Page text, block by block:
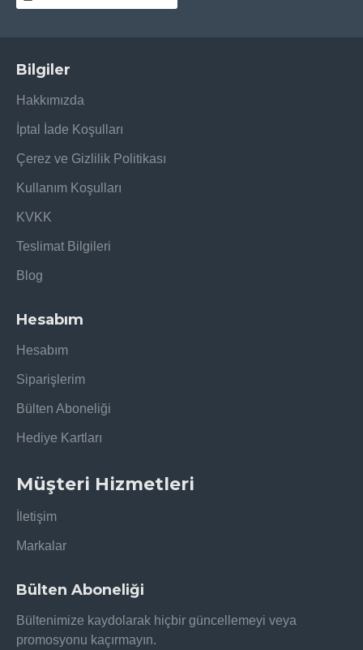
Bilgiler
Hakkımızda
İptal İade Koşulları
Çerez ve Gizlilik Politikası
Kullanım Koşulları
KVKK
Teslimat Bilgileri
Blog
Hesabım
Hesabım
Siparişlerim
Bülten Aboneliği
Hediye Kartları
Müşteri Hizmetleri
İletişim
Markalar
Bülten Aboneliği
Bültenimize kaydolarak hiçbir güncellemeyi veya
promosyonu kaçırmayın.